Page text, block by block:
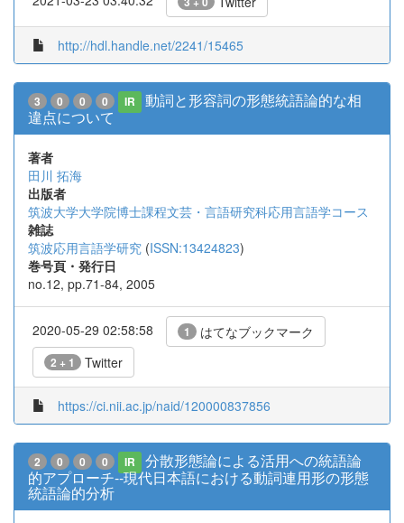
http://hdl.handle.net/2241/15465
3 0 0 0 IR
動詞と形容詞の形態統語論的な相
違点について
著者
田川 拓海
出版者
筑波大学大学院博士課程文芸・言語研究科応用言語学コース
雑誌
筑波応用言語学研究 (ISSN:13424823)
巻号頁・発行日
no.12, pp.71-84, 2005
2020-05-29 02:58:58 1 はてなブックマーク
2 + 1 Twitter
https://ci.nii.ac.jp/naid/120000837856
2 0 0 0 IR
分散形態論による活用への統語論
的アプローチ--現代日本語における動詞連用形の形態
統語論的分析